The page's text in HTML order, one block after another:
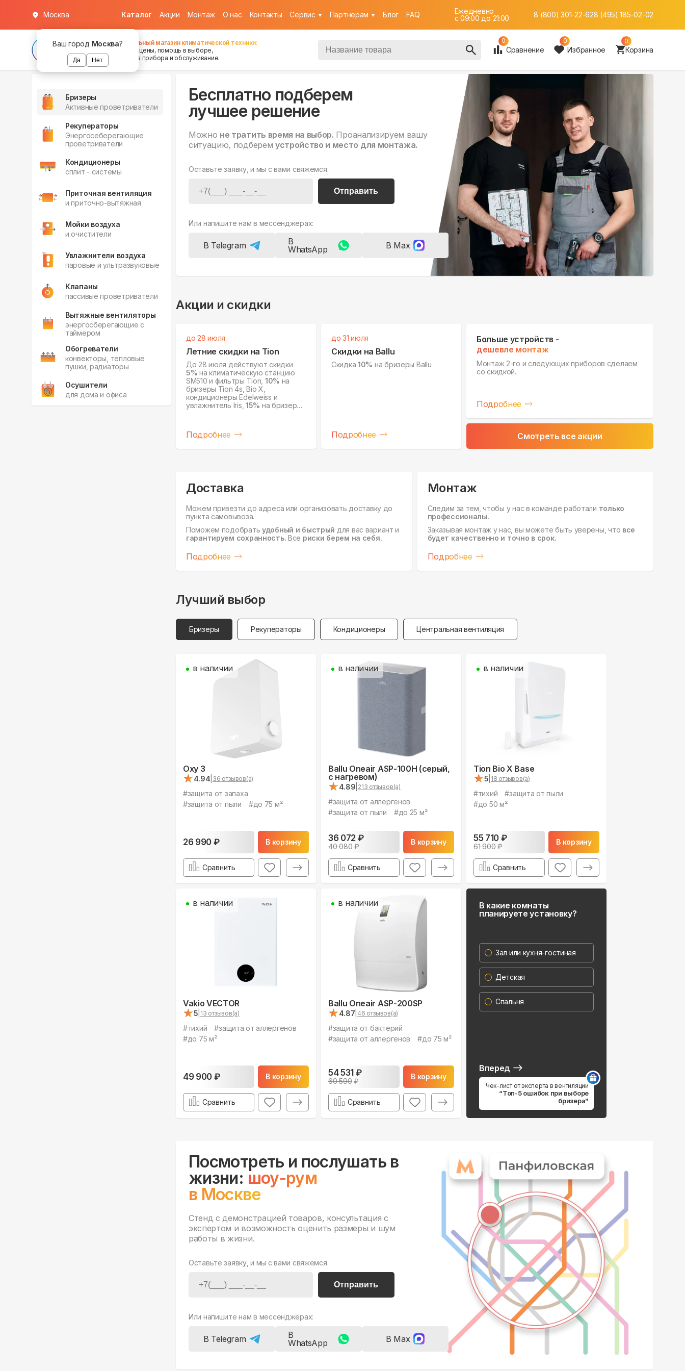
Ваш город Москва?
Да Нет
Москва Каталог Акции Монтаж О нас Контакты Cервис Партнерам Блог FAQ
Ежедневно
c 09:00 до 21:00
8 (800) 301-22-628 (495) 185-02-02
Федеральный магазин климатической техники:
хорошие цены, помощь в выборе,
установка прибора и обслуживание.
0
Сравнение
0
Избранное
0
Корзина
Бризеры
Активные проветриватели
Рекуператоры
Энергосеберегающие
проветриватели
Кондиционеры
сплит - системы
Приточная вентиляция
и приточно-вытяжная
Мойки воздуха
и очистители
Увлажнители воздуха
паровые и ультразвуковые
Клапаны
пассивые проветриватели
Вытяжные вентиляторы
энергосберегающие с
таймером
Обогреватели
конвекторы, тепловые
пушки, радиаторы
Осушители
для дома и офиса
Бесплатно подберем
лучшее решение
Можно не тратить время на выбор. Проанализируем вашу
ситуацию, подберем устройство и место для монтажа.
Оставьте заявку, и мы с вами свяжемся.
Отправить
Или напишите нам в мессенджерах:
В Telegram
В
WhatsApp
В Max
Акции и скидки
до 28 июля
Летние скидки на Tion
До 28 июля действуют скидки
5% на климатическую станцию
SM510 и фильтры Tion, 10% на
бризеры Tion 4s, Bio X,
кондиционеры Edelweiss и
увлажнитель Iris, 15% на бризеры
Подробнее
до 31 июля
Скидки на Ballu
Скидка10% на бризеры Ballu
Подробнее
Больше устройств -
дешевле монтаж
Монтаж 2-го и следующих приборов сделаем
со скидкой.
Подробнее
Смотреть все акции
Доставка
Можем привезти до адреса или организовать доставку до
пункта самовывоза.
Поможем подобрать удобный и быстрый для вас вариант и
гарантируем сохранность. Все риски берем на себя.
Подробнее
Монтаж
Следим за тем, чтобы у нас в команде работали только
профессионалы.
Заказывая монтаж у нас, вы можете быть уверены, что все
будет качественно и точно в срок.
Подробнее
Лучший выбор
Бризеры Рекуператоры Кондиционеры Центральная вентиляция
Oxy 3
★
★4.94 36 отзывов(а)
#защита от запаха
#защита от пыли #до 75 м²
26 990₽ В корзину
в наличии
Сравнить
Ballu Oneair ASP-100H (серый,
с нагревом)
★
★4.89 213 отзывов(а)
#защита от аллергенов
#защита от пыли #до 25 м²
36 072₽
40 080₽
В корзину
в наличии
Сравнить
Tion Bio X Base
★
★5 18 отзывов(а)
#тихий #защита от пыли
#до 50 м²
55 710₽
61 900₽
В корзину
в наличии
Сравнить
Vakio VECTOR
★
★5 13 отзывов(а)
#тихий #защита от аллергенов
#до 75 м²
49 900₽ В корзину
в наличии
Сравнить
Ballu Oneair ASP-200SP
★
★4.87 46 отзывов(а)
#защита от бактерий
#защита от аллергенов #до 75 м²
54 531₽
60 590₽
В корзину
в наличии
Сравнить
В какие комнаты
планируете установку?
Зал или кухня-гостиная
Детская
Спальня
Вперед
Чек-лист от эксперта в вентиляции
“Топ-5 ошибок при выборе
бризера”
Посмотреть и послушать в
жизни: шоу-рум
в Москве
Стенд с демонстрацией товаров, консультация с
экспертом и возможность оценить размеры и шум
работы в жизни.
Оставьте заявку, и мы с вами свяжемся.
Отправить
Или напишите нам в мессенджерах:
В Telegram
В
WhatsApp
В Max